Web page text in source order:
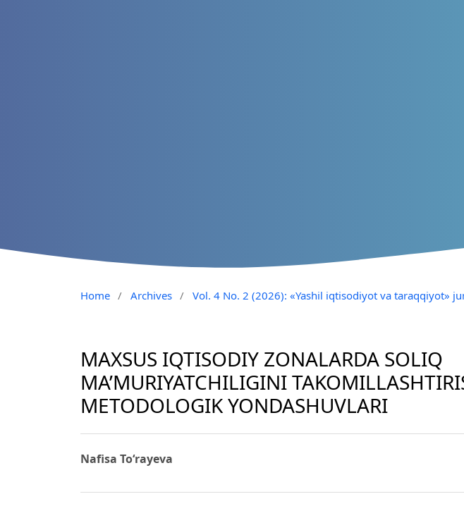
Home / Archives / Vol. 4 No. 2 (2026): «Yashil iqtisodiyot va taraqqiyot»
MAXSUS IQTISODIY ZONALARDA SOLIQ
MA’MURIYATCHILIGINI
METODOLOGIK YONDASHUVLARI
Nafisa To‘rayeva